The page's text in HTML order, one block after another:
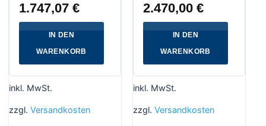
1.747,07€
IN DEN
WARENKORB
inkl. MwSt.
zzgl. Versandkosten
2.470,00€
IN DEN
WARENKORB
inkl. MwSt.
zzgl. Versandkosten